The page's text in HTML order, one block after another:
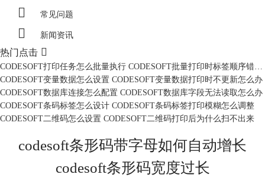
 常见问题
 新闻资讯
热门点击 
CODESOFT打印任务怎么批量执行 CODESOFT批量打印时标签顺序错乱怎么办
CODESOFT变量数据怎么设置 CODESOFT变量数据打印时不更新怎么办
CODESOFT数据库连接怎么配置 CODESOFT数据库字段无法读取怎么办
CODESOFT条码标签怎么设计 CODESOFT条码标签打印模糊怎么调整
CODESOFT二维码怎么设置 CODESOFT二维码打印后为什么扫不出来
codesoft条形码带字母如何自动增长
codesoft条形码宽度过长